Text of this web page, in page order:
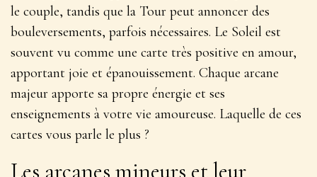
le couple, tandis que la Tour peut annoncer des
bouleversements, parfois nécessaires. Le Soleil est
souvent vu comme une carte très positive en amour,
apportant joie et épanouissement. Chaque arcane
majeur apporte sa propre énergie et ses
enseignements à votre vie amoureuse. Laquelle de ces
cartes vous parle le plus ?
Les arcanes mineurs et leur